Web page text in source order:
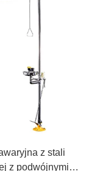
z stali
z podwójnymi